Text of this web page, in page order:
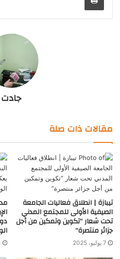
جادت
مقالات ذات صلة
تيبازة | انطلاق فعاليات الجامعة
الصيفية الأولى للمجتمع المدني
تحت شعار “تكوين وتمكين من أجل
جزائر منتصرة”
7 يوليو، 2025